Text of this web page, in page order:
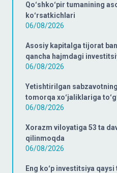
Qoʻshkoʻpir tumanining
koʻrsatkichlari
06/08/2026
Asosiy kapitalga tijorat
qancha hajmdagi
06/08/2026
Yetishtirilgan
tomorqa xoʻjaliklariga
06/08/2026
Xorazm viloyatiga 53 ta
qilinmoqda
06/08/2026
Eng koʻp investitsiya